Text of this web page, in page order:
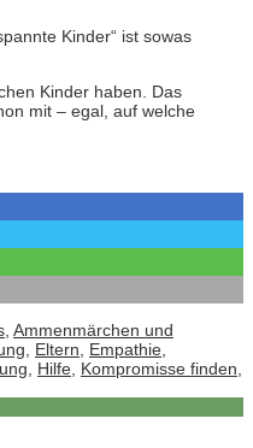
Kinder“ ist sowas
Kinder haben. Das
mit – egal, auf welche
Ammenmärchen und
Eltern Empathie
Hilfe Kompromisse finden